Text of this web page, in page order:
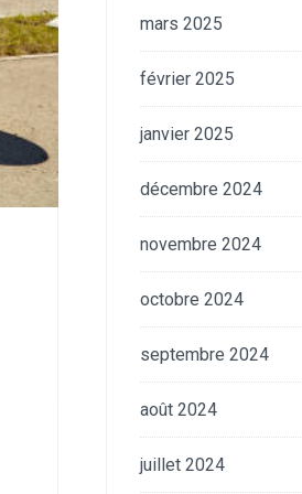
mars 2025
février 2025
janvier 2025
décembre 2024
novembre 2024
octobre 2024
septembre 2024
août 2024
juillet 2024